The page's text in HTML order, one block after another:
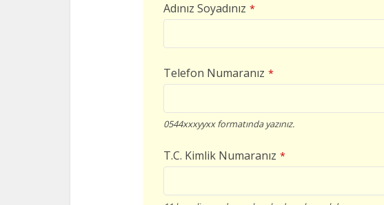
Adınız Soyadınız *
Telefon Numaranız *
0544xxxyyxx formatında yazınız.
T.C. Kimlik Numaranız *